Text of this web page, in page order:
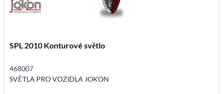
SPL 2010 Konturové světlo
468007
SVĚTLA PRO VOZIDLA JOKON